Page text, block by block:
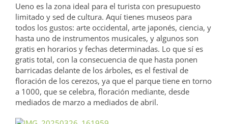
Ueno es la zona ideal para el turista con presupuesto
limitado y sed de cultura. Aquí tienes museos para
todos los gustos: arte occidental, arte japonés, ciencia, y
hasta uno de instrumentos musicales, y algunos son
gratis en horarios y fechas determinadas. Lo que sí es
gratis total, con la consecuencia de que hasta ponen
barricadas delante de los árboles, es el festival de
floración de los cerezos, ya que el parque tiene en torno
a 1000, que se celebra, floración mediante, desde
mediados de marzo a mediados de abril.